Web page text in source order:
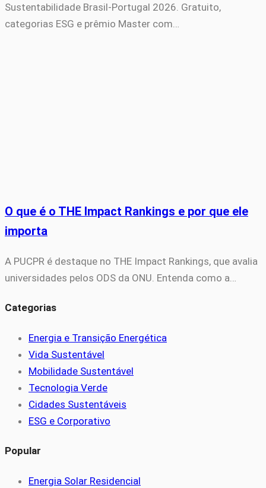
Sustentabilidade Brasil-Portugal 2026. Gratuito,
categorias ESG e prêmio Master com…
O que é o THE Impact Rankings e por que ele
importa
A PUCPR é destaque no THE Impact Rankings, que avalia
universidades pelos ODS da ONU. Entenda como a…
Categorias
Energia e Transição Energética
Vida Sustentável
Mobilidade Sustentável
Tecnologia Verde
Cidades Sustentáveis
ESG e Corporativo
Popular
Energia Solar Residencial